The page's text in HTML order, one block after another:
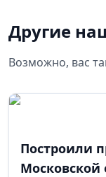
Другие
Возможно, вас
Построили
Московской